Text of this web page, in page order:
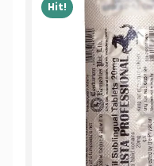
Hit!